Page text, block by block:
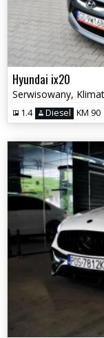
Hyundai ix20
1.4 Diesel KM 90